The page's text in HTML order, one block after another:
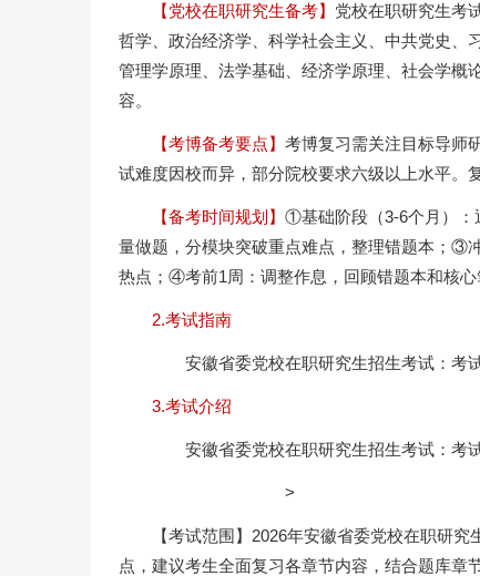
【党校在职研究生备考】 党校在职研究生考
哲学、政治经济学、科学社会主义、中共党史、
管理学原理、法学基础、经济学原理、社会学概
容。
【考博备考要点】 考博复习需关注目标导师
试难度因校而异，部分院校要求六级以上水平。
【备考时间规划】 ①基础阶段（3-6个月）：
量做题，分模块突破重点难点，整理错题本；③
热点；④考前1周：调整作息，回顾错题本和核心
2.考试指南
安徽省委党校在职研究生招生考试：考
3.考试介绍
安徽省委党校在职研究生招生考试：考
>
【考试范围】2026年安徽省委党校在职研
点，建议考生全面复习各章节内容，结合题库章